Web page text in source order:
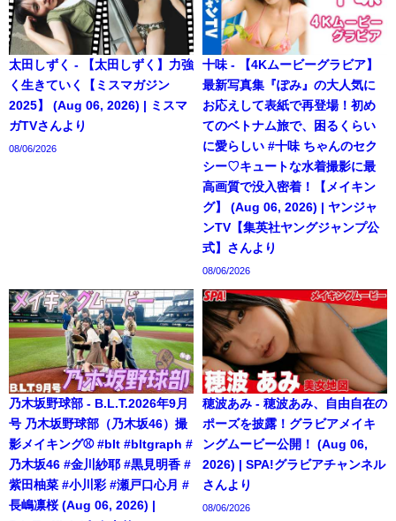
太田しずく - 【太田しずく】力強
く生きていく【ミスマガジン
2025】 (Aug 06, 2026) | ミスマ
ガTVさんより
08/06/2026
十味 - 【4Kムービーグラビア】
最新写真集『ぽみ』の大人気に
お応えして表紙で再登場！初め
てのベトナム旅で、困るくらい
に愛らしい #十味 ちゃんのセク
シー♡キュートな水着撮影に最
高画質で没入密着！【メイキン
グ】 (Aug 06, 2026) | ヤンジャ
ンTV【集英社ヤングジャンプ公
式】さんより
08/06/2026
乃木坂野球部 - B.L.T.2026年9月
号 乃木坂野球部（乃木坂46）撮
影メイキング⚾️ #blt #bltgraph #
乃木坂46 #金川紗耶 #黒見明香 #
紫田柚菜 #小川彩 #瀬戸口心月 #
長嶋凛桜 (Aug 06, 2026) |
穂波あみ - 穂波あみ、自由自在の
ポーズを披露！グラビアメイキ
ングムービー公開！ (Aug 06,
2026) | SPA!グラビアチャンネル
さんより
08/06/2026